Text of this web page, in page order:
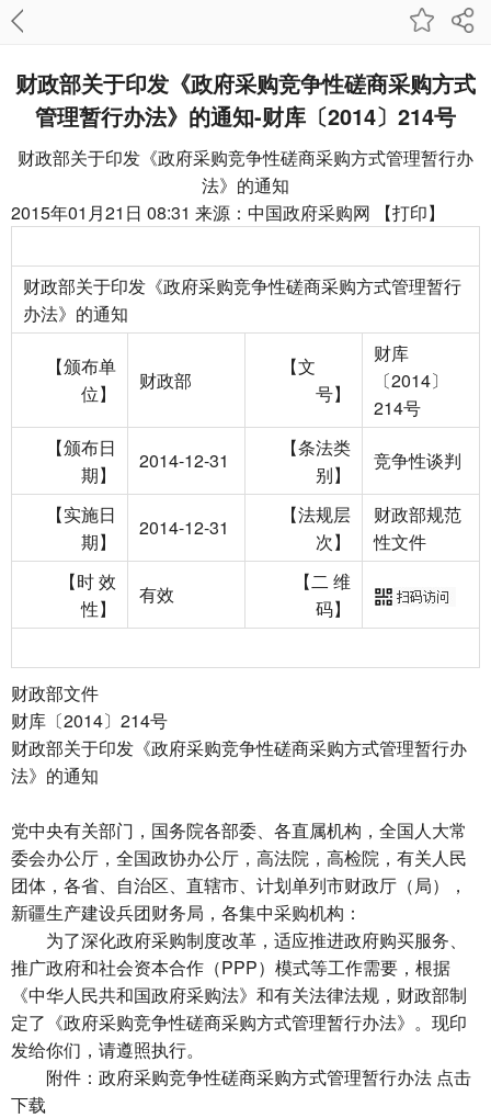
财政部关于印发《政府采购竞争性磋商采购方式
管理暂行办法》的通知-财库〔2014〕214号
财政部关于印发《政府采购竞争性磋商采购方式管理暂行办
法》的通知
2015年01月21日 08:31 来源： 中国政府采购网 【打印】
财政部关于印发《政府采购竞争性磋商采购方式管理暂行
办法》的通知
【颁布单
位】
财政部
【文
号】
财库
〔2014〕
214号
【颁布日
期】
2014-12-31
【条法类
别】
竞争性谈判
【实施日
期】
2014-12-31
【法规层
次】
财政部规范
性文件
【时 效
性】
有效
【二 维
码】
财政部文件
财库〔2014〕214号
财政部关于印发《政府采购竞争性磋商采购方式管理暂行办
法》的通知
党中央有关部门，国务院各部委、各直属机构，全国人大常
委会办公厅，全国政协办公厅，高法院，高检院，有关人民
团体，各省、自治区、直辖市、计划单列市财政厅（局），
新疆生产建设兵团财务局，各集中采购机构：
为了深化政府采购制度改革，适应推进政府购买服务、
推广政府和社会资本合作（PPP）模式等工作需要，根据
《中华人民共和国政府采购法》和有关法律法规，财政部制
定了《政府采购竞争性磋商采购方式管理暂行办法》。现印
发给你们，请遵照执行。
附件：政府采购竞争性磋商采购方式管理暂行办法 点击
下载